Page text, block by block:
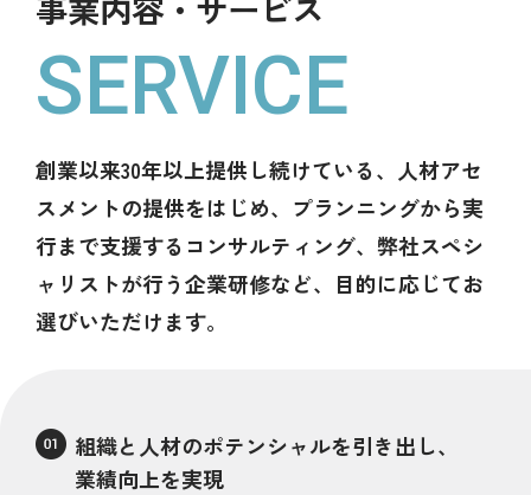
SERVICE
創業以来30年以上提供し続けている、人材アセ
スメントの提供をはじめ、プランニングから実
行まで支援するコンサルティング、弊社スペシ
ャリストが行う企業研修など、目的に応じてお
選びいただけます。
組織と人材のポテンシャルを引き出し、
業績向上を実現